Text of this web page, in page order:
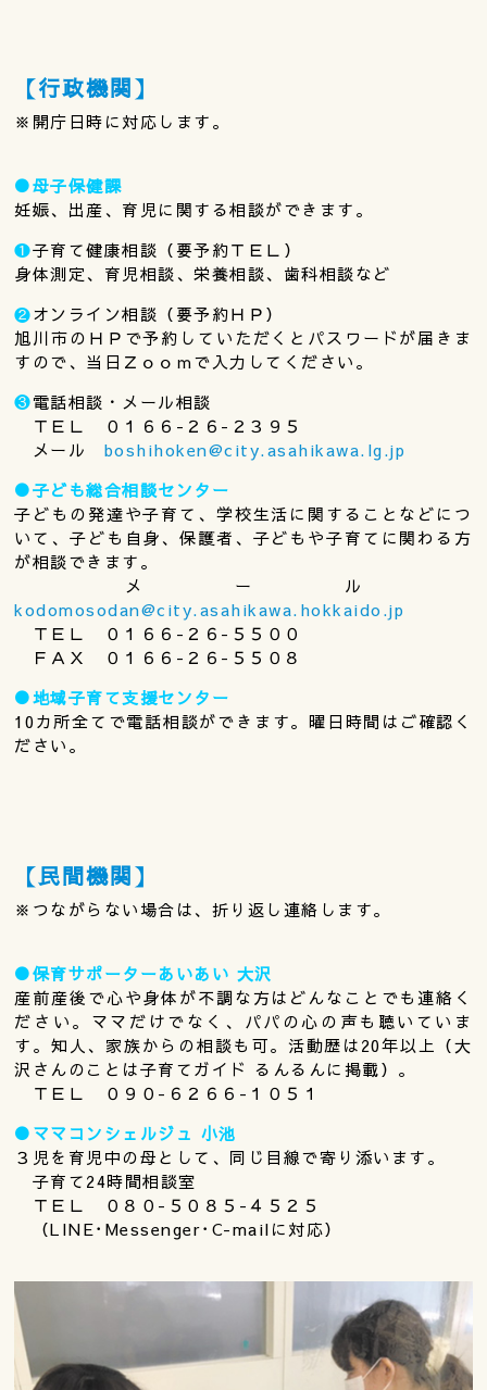
【行政機関】
※開庁日時に対応します。
●母子保健課
妊娠、出産、育児に関する相談ができます。
❶子育て健康相談（要予約ＴＥＬ）
身体測定、育児相談、栄養相談、歯科相談など
❷オンライン相談（要予約ＨＰ）
旭川市のＨＰで予約していただくとパスワードが届きま
すので、当日Ｚｏｏｍで入力してください。
❸電話相談・メール相談
ＴＥＬ ０１６６-２６-２３９５
メール boshihoken@city.asahikawa.lg.jp
●子ども総合相談センター
子どもの発達や子育て、学校生活に関することなどにつ
いて、子ども自身、保護者、子どもや子育てに関わる方
が相談できます。
メール
kodomosodan@city.asahikawa.hokkaido.jp
ＴＥＬ ０１６６-２６-５５００
ＦＡＸ ０１６６-２６-５５０８
●地域子育て支援センター
10カ所全てで電話相談ができます。曜日時間はご確認く
ださい。
【民間機関】
※つながらない場合は、折り返し連絡します。
●保育サポーターあいあい 大沢
産前産後で心や身体が不調な方はどんなことでも連絡く
ださい。ママだけでなく、パパの心の声も聴いていま
す。知人、家族からの相談も可。活動歴は20年以上（大
沢さんのことは子育てガイド るんるんに掲載）。
ＴＥＬ ０９０-６２６６-１０５１
●ママコンシェルジュ 小池
３児を育児中の母として、同じ目線で寄り添います。
子育て24時間相談室
ＴＥＬ ０８０-５０８５-４５２５
（LINE･Messenger･C-mailに対応）